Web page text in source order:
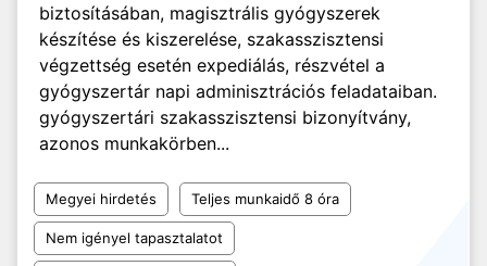
biztosításában, magisztrális gyógyszerek
készítése és kiszerelése, szakasszisztensi
végzettség esetén expediálás, részvétel a
gyógyszertár napi adminisztrációs feladataiban.
gyógyszertári szakasszisztensi bizonyítvány,
azonos munkakörben...
Megyei hirdetés Teljes munkaidő 8 óra
Nem igényel tapasztalatot